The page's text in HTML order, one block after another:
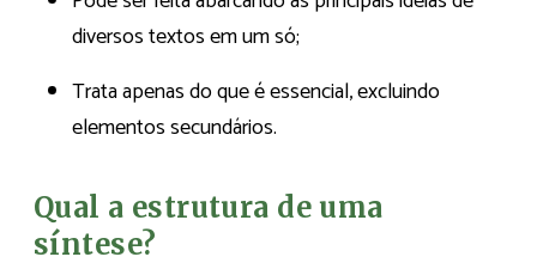
diversos textos em um só;
Trata apenas do que é essencial, excluindo
elementos secundários.
Qual a estrutura de uma
síntese?